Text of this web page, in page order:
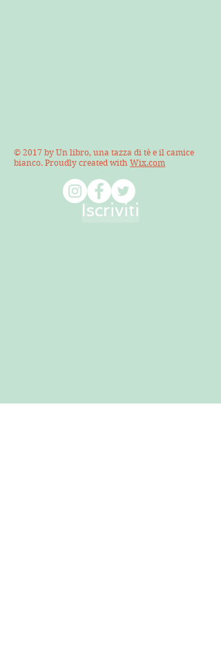
© 2017 by Un libro, una tazza di tè e il camice
bianco. Proudly created with Wix.com
Iscriviti